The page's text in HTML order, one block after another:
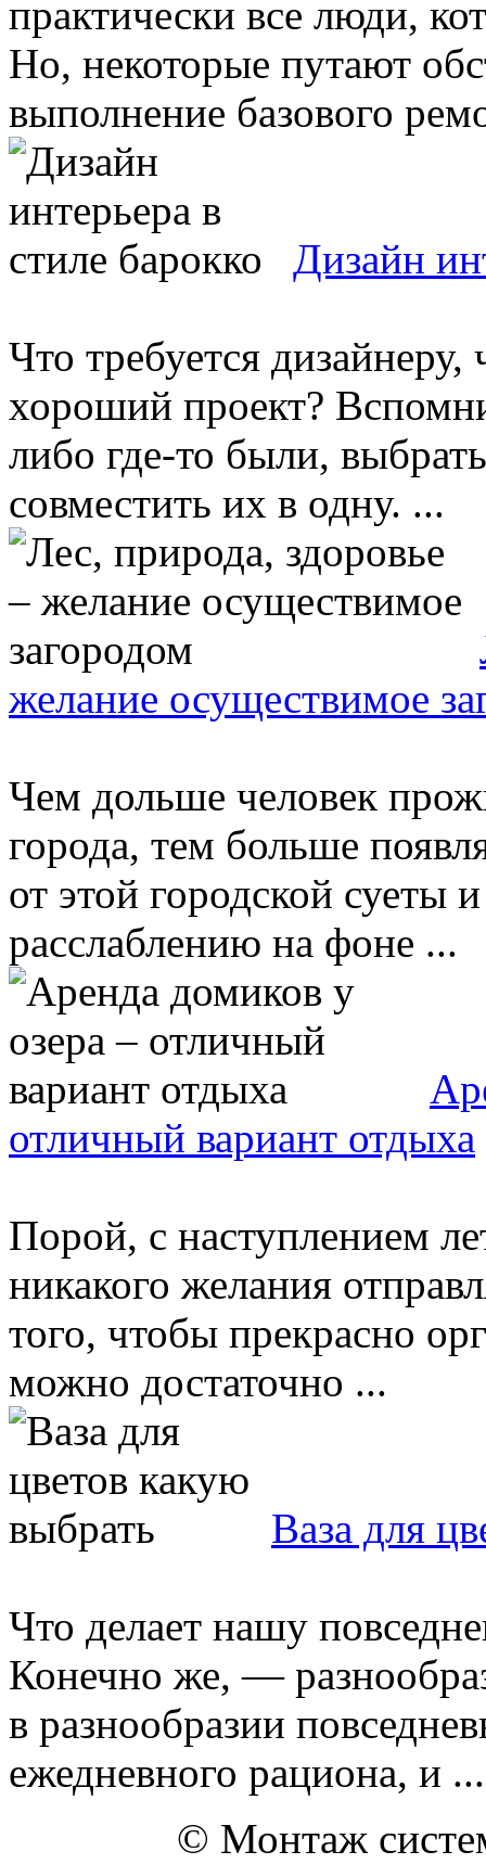
практически все люди,
Но, некоторые путают
выполнение базового
Дизайн
Что требуется дизайнеру,
хороший проект?
либо где-то были,
совместить их в одну. ...
желание осуществимое
Чем дольше человек
города, тем больше
от этой городской суеты
расслаблению на фоне ...
отличный вариант отдыха
Порой, с наступлением
никакого желания
того, чтобы прекрасно
можно достаточно ...
Ваза для
Что делает нашу
Конечно же, —
в разнообразии
ежедневного рациона, и ...
© Монтаж